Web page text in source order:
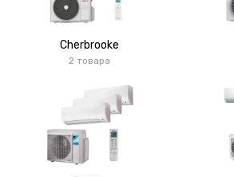
Cherbrooke
2 товара